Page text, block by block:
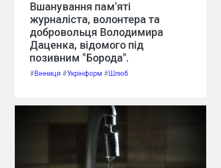
Вшанування пам'яті
журналіста, волонтера та
добровольця Володимира
Даценка, відомого під
позивним "Борода".
#Вінниця #Укрінформ #Шлюб